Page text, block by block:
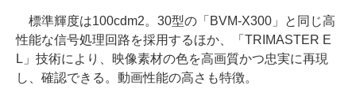
標準輝度は100cdm2。30型の「BVM-X300」と同じ高
性能な信号処理回路を採用するほか、「TRIMASTER E
L」技術により、映像素材の色を高画質かつ忠実に再現
し、確認できる。動画性能の高さも特徴。